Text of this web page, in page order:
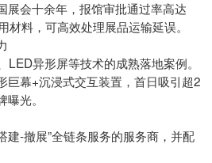
展会十余年，报馆审批通过率高达
料，可高效处理展品运输延误。
异形屏等技术的成熟落地案例。
巨幕+沉浸式交互装置，首日吸引超2
光。
-撤展”全链条服务的服务商，并配